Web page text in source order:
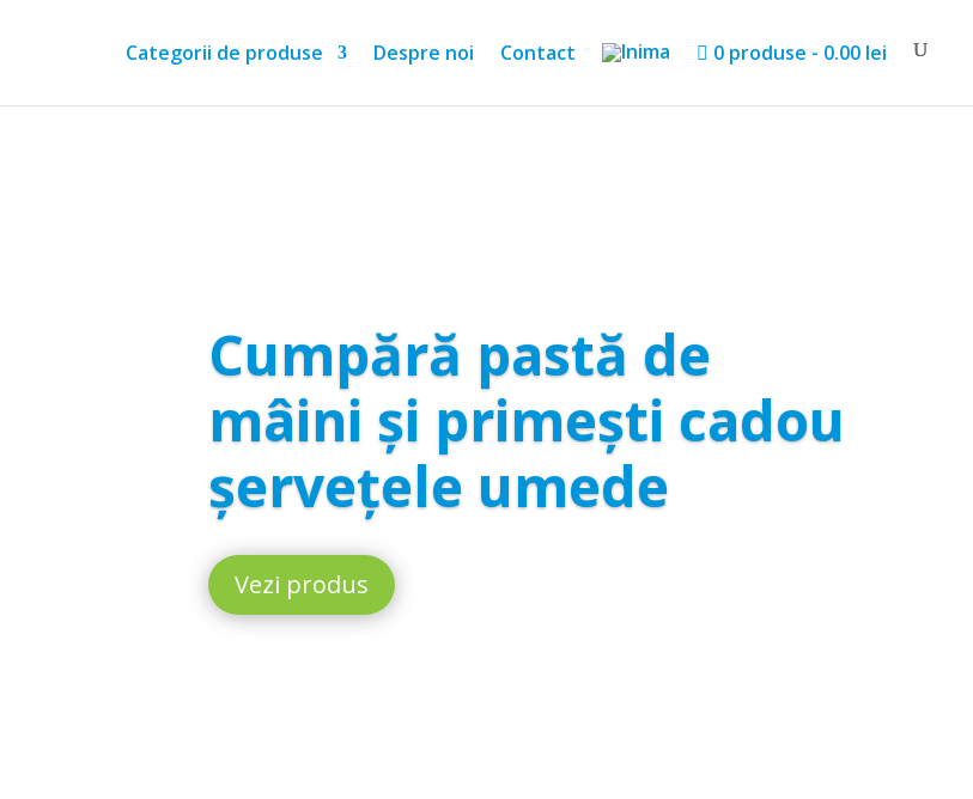
Categorii de produse Despre noi Contact 0 produse 0.00 lei
Cumpără pastă de
mâini și primești cadou
șervețele umede
Vezi produs